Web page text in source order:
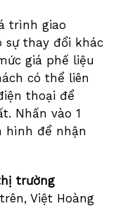
trình giao
sự thay đổi khác
giá phế liệu
có thể liên
thoại để
Nhấn vào 1
hình để nhận
trường
Việt Hoàng